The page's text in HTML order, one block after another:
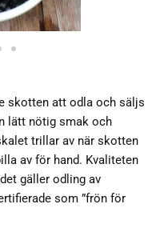
skotten att odla och säljs
lätt nötig smak och
trillar av när skotten
av för hand. Kvaliteten
gäller odling av
som ”frön för